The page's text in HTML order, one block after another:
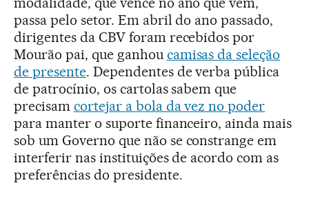
passa pelo setor. Em abril do ano passado,
dirigentes da CBV foram recebidos por
Mourão pai, que ganhou camisas da seleção
de presente. Dependentes de verba pública
de patrocínio, os cartolas sabem que
precisam cortejar a bola da vez no poder
para manter o suporte financeiro, ainda mais
sob um Governo que não se constrange em
interferir nas instituições de acordo com as
preferências do presidente.